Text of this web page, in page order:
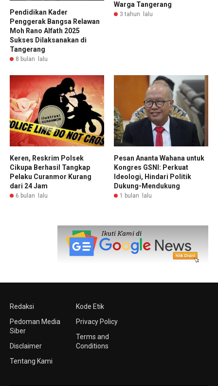
Pendidikan Kader
Penggerak Bangsa Relawan
Moh Rano Alfath 2025
Sukses Dilaksanakan di
Tangerang
8 bulan lalu
Warga Tangerang
3 tahun lalu
Keren, Reskrim Polsek
Cikupa Berhasil Tangkap
Pelaku Curanmor Kurang
dari 24 Jam
6 bulan lalu
Pesan Ananta Wahana untuk
Kongres GSNI: Perkuat
Ideologi, Hindari Politik
Dukung-Mendukung
1 bulan lalu
Redaksi
Pedoman Media
Siber
Disclaimer
Tentang Kami
Kode Etik
Privacy Policy
Terms and
Conditions